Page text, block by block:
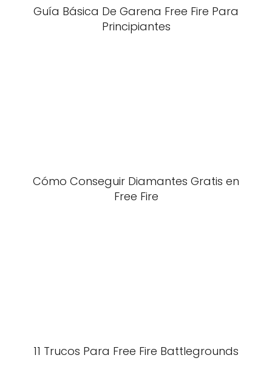
Guía Básica De Garena Free Fire Para
Principiantes
Cómo Conseguir Diamantes Gratis en
Free Fire
11 Trucos Para Free Fire Battlegrounds